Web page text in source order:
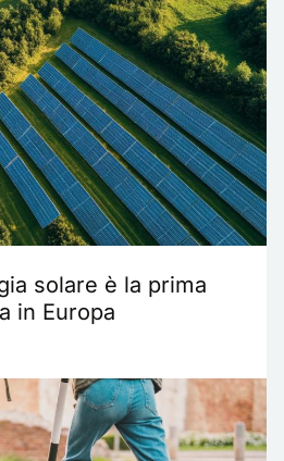
solare è la prima
in Europa